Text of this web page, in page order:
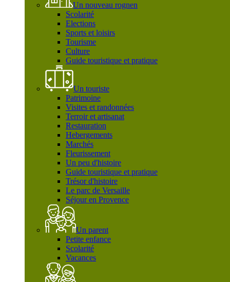
Un nouveau rognen
Scolarité
Elections
Sports et loisirs
Tourisme
Culture
Guide touristique et pratique
Un touriste
Patrimoine
Visites et randonnées
Terroir et artisanat
Restauration
Hebergements
Marchés
Fleurissement
Un peu d'histoire
Guide touristique et pratique
Trésor d'histoire
Le parc de Versaille
Séjour en Provence
Un parent
Petite enfance
Scolarité
Vacances